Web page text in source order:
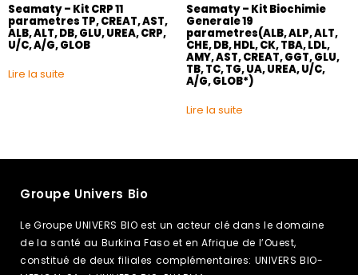
Seamaty – Kit CRP 11
parametres TP, CREAT, AST,
ALB, ALT, DB, GLU, UREA, CRP,
U/C, A/G, GLOB
Lire la suite
Seamaty – Kit Biochimie
Generale 19
parametres(ALB, ALP, ALT,
CHE, DB, HDL, CK, TBA, LDL,
AMY, AST, CREAT, GGT, GLU,
TB, TC, TG, UA, UREA, U/C,
A/G, GLOB*)
Lire la suite
Groupe Univers Bio
Le Groupe UNIVERS BIO est un acteur clé dans le domaine
de la santé au Burkina Faso et en Afrique de l’Ouest,
constitué de deux filiales complémentaires: UNIVERS BIO-